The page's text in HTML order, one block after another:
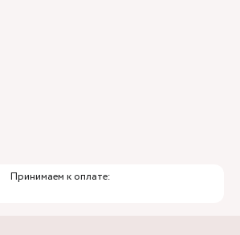
Принимаем к оплате: